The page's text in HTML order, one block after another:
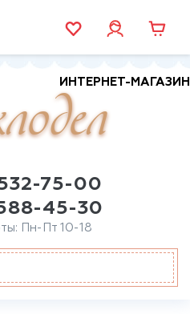
ИНТЕРНЕТ-МАГАЗИН
75-00
45-30
Пн-Пт 10-18